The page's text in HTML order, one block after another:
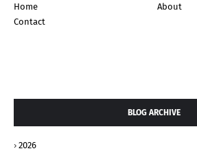
Home
About
Contact
BLOG ARCHIVE
2026